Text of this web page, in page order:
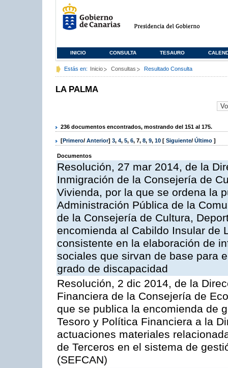
INICIO CONSULTA TESAURO
Estás en: Inicio Consultas Resultado Consulta
LA PALMA
236 documentos encontrados, mostrando del 151 al 175.
[Primero/ Anterior] 3, 4, 5, 6, 7, 8, 9, 10 [ Siguiente/ Último ]
Documentos
Resolución, 27 mar 2014, de la
Inmigración de la Consejería de
Vivienda, por la que se ordena la
Administración Pública de la
de la Consejería de Cultura,
encomienda al Cabildo Insular de
consistente en la elaboración de
sociales que sirvan de base para
grado de discapacidad
Resolución, 2 dic 2014, de la
Financiera de la Consejería de
que se publica la encomienda de
Tesoro y Política Financiera a la
actuaciones materiales
de Terceros en el sistema de
(SEFCAN)